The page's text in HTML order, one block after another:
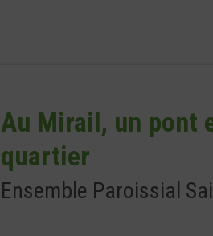
Au Mirail, un pont
quartier
Ensemble Paroissial